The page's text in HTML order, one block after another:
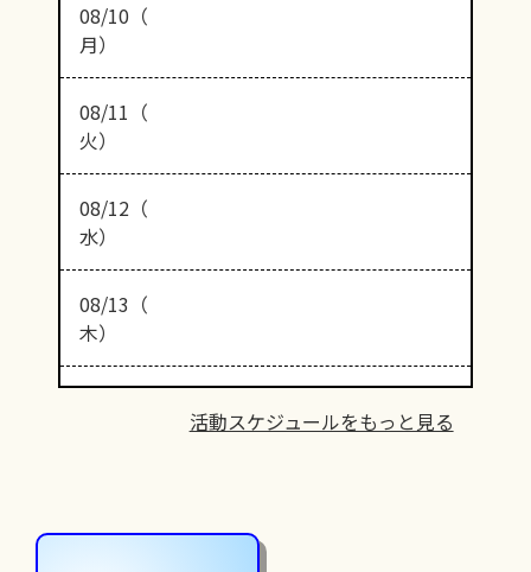
08/10（
月）
08/11（
火）
08/12（
水）
08/13（
木）
活動スケジュールをもっと見る